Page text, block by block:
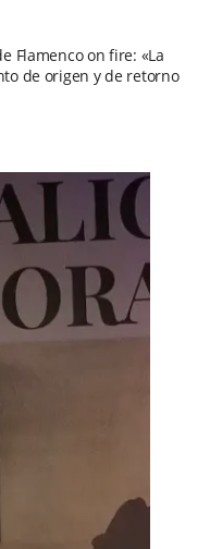
Flamenco on fire: «La
de origen y de retorno